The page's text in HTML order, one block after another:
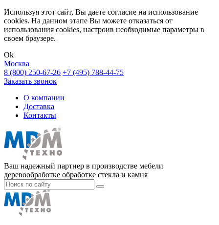
Используя этот сайт, Вы даете согласие на использование
cookies. На данном этапе Вы можете отказаться от
использования cookies, настроив необходимые параметры в
своем браузере.
Ok
Москва
8 (800) 250-67-26 +7 (495) 788-44-75
Заказать звонок
О компании
Доставка
Контакты
Ваш надежный партнер в производстве мебели
деревообработке обработке стекла и камня